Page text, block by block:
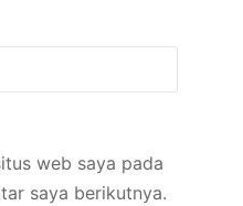
web saya pada
saya berikutnya.